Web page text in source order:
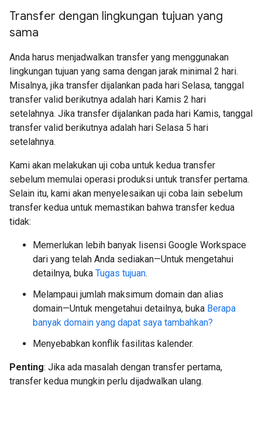
Transfer dengan lingkungan tujuan yang
sama
Anda harus menjadwalkan transfer yang menggunakan
lingkungan tujuan yang sama dengan jarak minimal 2 hari.
Misalnya, jika transfer dijalankan pada hari Selasa, tanggal
transfer valid berikutnya adalah hari Kamis 2 hari
setelahnya. Jika transfer dijalankan pada hari Kamis, tanggal
transfer valid berikutnya adalah hari Selasa 5 hari
setelahnya.
Kami akan melakukan uji coba untuk kedua transfer
sebelum memulai operasi produksi untuk transfer pertama.
Selain itu, kami akan menyelesaikan uji coba lain sebelum
transfer kedua untuk memastikan bahwa transfer kedua
tidak:
Memerlukan lebih banyak lisensi Google Workspace
dari yang telah Anda sediakan—Untuk mengetahui
detailnya, buka Tugas tujuan.
Melampaui jumlah maksimum domain dan alias
domain—Untuk mengetahui detailnya, buka Berapa
banyak domain yang dapat saya tambahkan?
Menyebabkan konflik fasilitas kalender.
Penting: Jika ada masalah dengan transfer pertama,
transfer kedua mungkin perlu dijadwalkan ulang.